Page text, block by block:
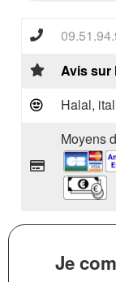
Avis sur
Halal,
Moyens
Je